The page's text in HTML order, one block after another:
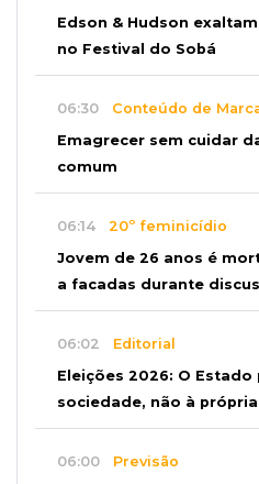
Edson & Hudson
no Festival do Sobá
06:30 Conteúdo de
Emagrecer sem cuidar
comum
06:14 20º feminicídio
Jovem de 26 anos é
a facadas durante
06:02 Editorial
Eleições 2026: O Estado
sociedade, não à
06:00 Previsão